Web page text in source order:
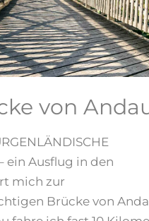
von
ein Ausflug in den
mich zur
Brücke von